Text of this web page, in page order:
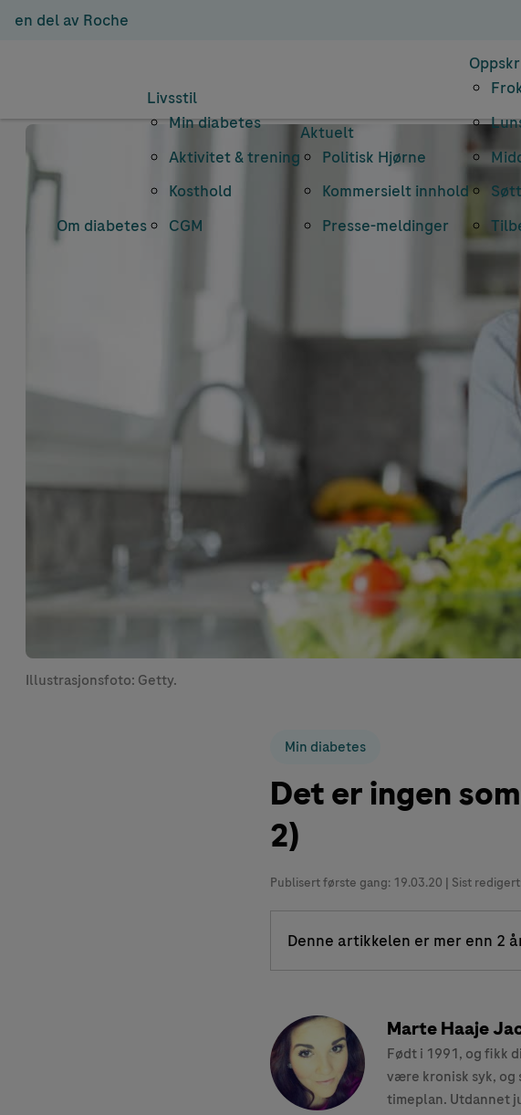
en del av Roche
Om diabetes
Livsstil
Min diabetes
Aktivitet & trening
Kosthold
CGM
Aktuelt
Politisk Hjørne
Kommersielt innhold
Presse-meldinger
Illustrasjonsfoto: Getty.
Min diabetes
Det er ingen
2)
Publisert første gang: 19.03.20 | Sist
Denne artikkelen er mer enn 2
Marte Haaje
Født i 1991, og fikk
være kronisk syk, og
timeplan. Utdannet